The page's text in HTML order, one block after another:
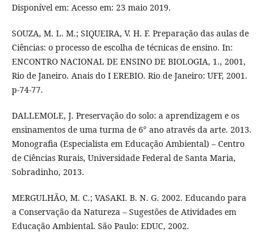
Disponível em: Acesso em: 23 maio 2019.
SOUZA, M. L. M.; SIQUEIRA, V. H. F. Preparação das aulas de
Ciências: o processo de escolha de técnicas de ensino. In:
ENCONTRO NACIONAL DE ENSINO DE BIOLOGIA, 1., 2001,
Rio de Janeiro. Anais do I EREBIO. Rio de Janeiro: UFF, 2001.
p-74-77.
DALLEMOLE, J. Preservação do solo: a aprendizagem e os
ensinamentos de uma turma de 6° ano através da arte. 2013.
Monografia (Especialista em Educação Ambiental) – Centro
de Ciências Rurais, Universidade Federal de Santa Maria,
Sobradinho, 2013.
MERGULHÃO, M. C.; VASAKI. B. N. G. 2002. Educando para
a Conservação da Natureza – Sugestões de Atividades em
Educação Ambiental. São Paulo: EDUC, 2002.